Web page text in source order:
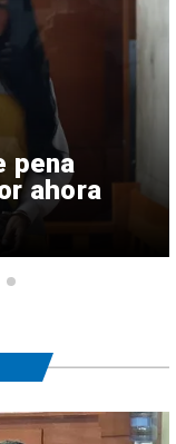
pena
ahora